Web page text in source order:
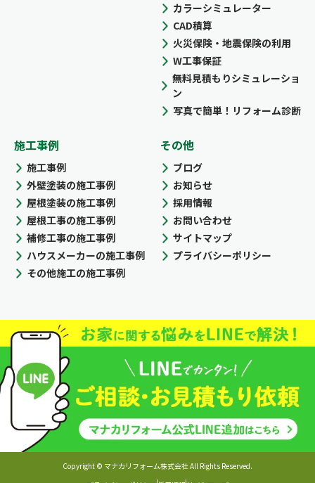
カラーシミュレーター
CAD積算
火災保険・地震保険の利用
W工事保証
無料見積もりシミュレーショ
ン
写真で簡単！リフォーム診断
施工事例
施工事例
外壁塗装の施工事例
屋根塗装の施工事例
屋根工事の施工事例
補修工事の施工事例
ハウスメーカーの施工事例
その他施工の施工事例
その他
ブログ
お知らせ
採用情報
お問い合わせ
サイトマップ
プライバシーポリシー
Copyright © マナカリフォーム株式会社 All Rights Reserved.